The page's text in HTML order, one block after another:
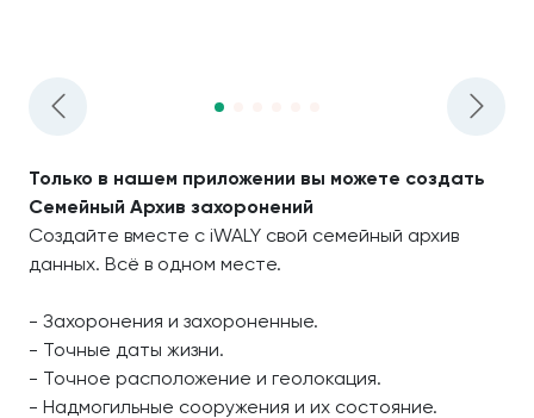
Только в нашем приложении вы можете создать
Семейный Архив захоронений
Создайте вместе с iWALY свой семейный архив
данных. Всё в одном месте.
- Захоронения и захороненные.
- Точные даты жизни.
- Точное расположение и геолокация.
- Надмогильные сооружения и их состояние.